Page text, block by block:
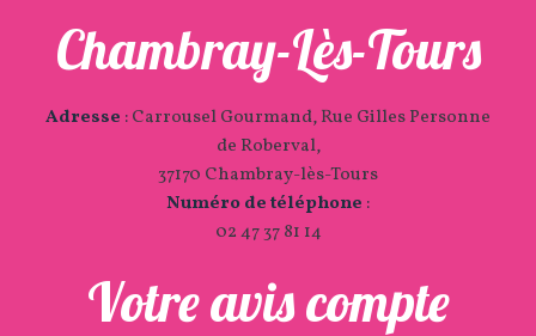
Chambray-Lès-Tours
Adresse :Carrousel Gourmand, Rue Gilles Personne
de Roberval,
37170 Chambray-lès-Tours
Numéro de téléphone :
02 47 37 81 14
Votre avis compte